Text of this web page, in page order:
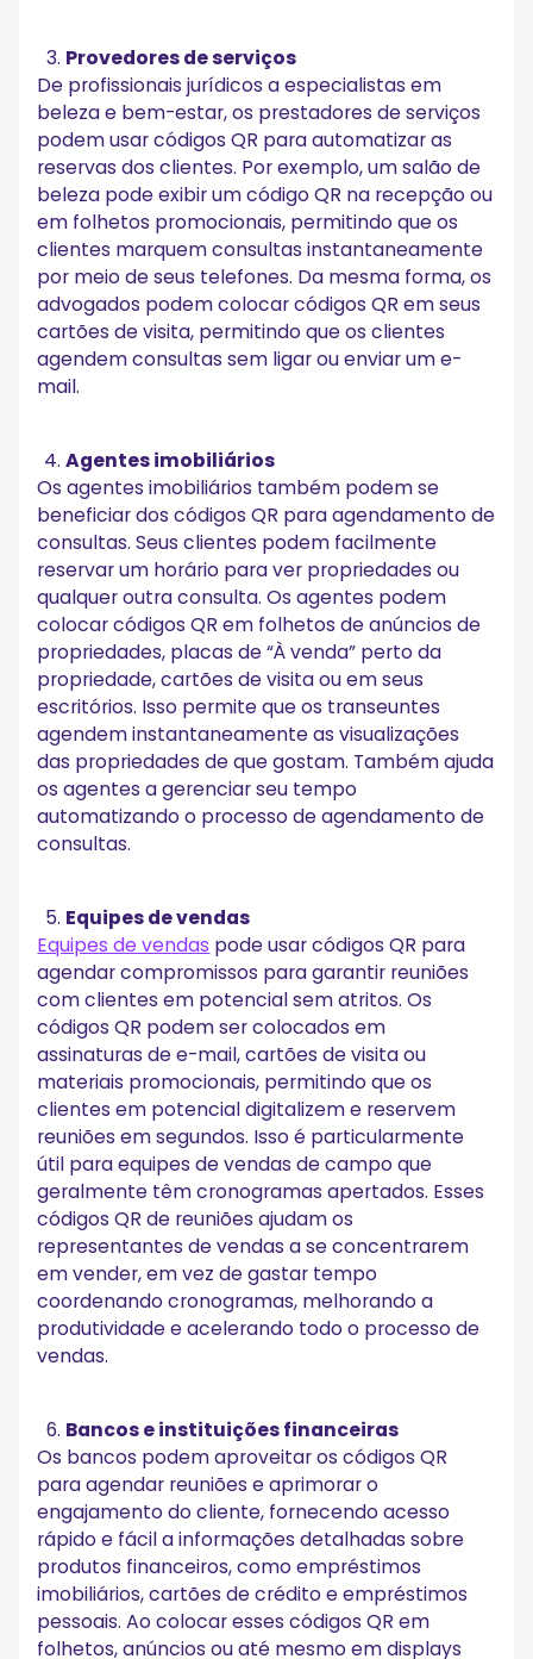
Provedores de serviços
De profissionais jurídicos a especialistas em
beleza e bem-estar, os prestadores de serviços
podem usar códigos QR para automatizar as
reservas dos clientes. Por exemplo, um salão de
beleza pode exibir um código QR na recepção ou
em folhetos promocionais, permitindo que os
clientes marquem consultas instantaneamente
por meio de seus telefones. Da mesma forma, os
advogados podem colocar códigos QR em seus
cartões de visita, permitindo que os clientes
agendem consultas sem ligar ou enviar um e-
mail.
Agentes imobiliários
Os agentes imobiliários também podem se
beneficiar dos códigos QR para agendamento de
consultas. Seus clientes podem facilmente
reservar um horário para ver propriedades ou
qualquer outra consulta. Os agentes podem
colocar códigos QR em folhetos de anúncios de
propriedades, placas de “À venda” perto da
propriedade, cartões de visita ou em seus
escritórios. Isso permite que os transeuntes
agendem instantaneamente as visualizações
das propriedades de que gostam. Também ajuda
os agentes a gerenciar seu tempo
automatizando o processo de agendamento de
consultas.
Equipes de vendas
Equipes de vendas pode usar códigos QR para
agendar compromissos para garantir reuniões
com clientes em potencial sem atritos. Os
códigos QR podem ser colocados em
assinaturas de e-mail, cartões de visita ou
materiais promocionais, permitindo que os
clientes em potencial digitalizem e reservem
reuniões em segundos. Isso é particularmente
útil para equipes de vendas de campo que
geralmente têm cronogramas apertados. Esses
códigos QR de reuniões ajudam os
representantes de vendas a se concentrarem
em vender, em vez de gastar tempo
coordenando cronogramas, melhorando a
produtividade e acelerando todo o processo de
vendas.
Bancos e instituições financeiras
Os bancos podem aproveitar os códigos QR
para agendar reuniões e aprimorar o
engajamento do cliente, fornecendo acesso
rápido e fácil a informações detalhadas sobre
produtos financeiros, como empréstimos
imobiliários, cartões de crédito e empréstimos
pessoais. Ao colocar esses códigos QR em
folhetos, anúncios ou até mesmo em displays